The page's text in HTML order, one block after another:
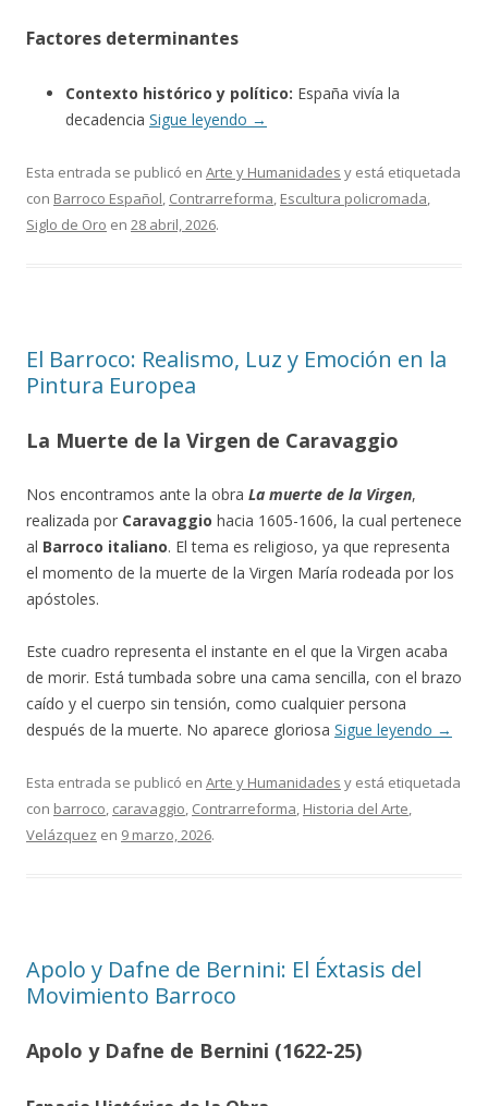
Factores determinantes
Contexto histórico y político: España vivía la
decadencia Sigue leyendo →
Esta entrada se publicó en Arte y Humanidades y está etiquetada
con Barroco Español, Contrarreforma, Escultura policromada,
Siglo de Oro en 28 abril, 2026.
El Barroco: Realismo, Luz y Emoción en la
Pintura Europea
La Muerte de la Virgen de Caravaggio
Nos encontramos ante la obra La muerte de la Virgen,
realizada por Caravaggio hacia 1605-1606, la cual pertenece
al Barroco italiano. El tema es religioso, ya que representa
el momento de la muerte de la Virgen María rodeada por los
apóstoles.
Este cuadro representa el instante en el que la Virgen acaba
de morir. Está tumbada sobre una cama sencilla, con el brazo
caído y el cuerpo sin tensión, como cualquier persona
después de la muerte. No aparece gloriosa Sigue leyendo →
Esta entrada se publicó en Arte y Humanidades y está etiquetada
con barroco, caravaggio, Contrarreforma, Historia del Arte,
Velázquez en 9 marzo, 2026.
Apolo y Dafne de Bernini: El Éxtasis del
Movimiento Barroco
Apolo y Dafne de Bernini (1622-25)